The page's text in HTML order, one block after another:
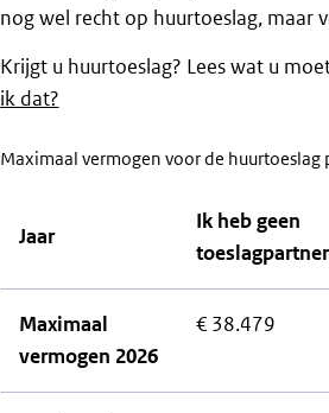
nog wel recht op huurtoeslag, maar
Krijgt u huurtoeslag? Lees wat u
ik dat?
Maximaal vermogen voor de huurtoeslag
Jaar
Ik heb geen
toeslagpartner
Maximaal
vermogen 2026
€ 38.479